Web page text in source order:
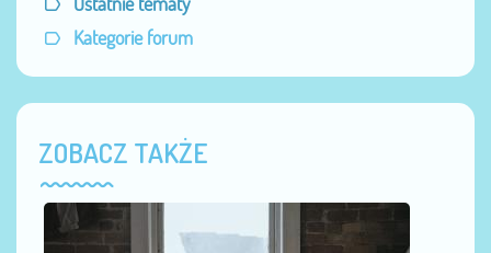
Kategorie forum
ZOBACZ TAKŻE